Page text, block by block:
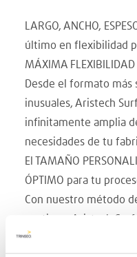
LARGO, ANCHO,
último en flexibilidad
MÁXIMA FLEXIBILIDAD
Desde el formato más
inusuales, Aristech
infinitamente amplia
necesidades de tu
El TAMAÑO
ÓPTIMO para tu
Con nuestro método
continua, Aristech
fabricación